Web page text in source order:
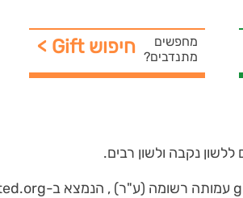
מחפשים
מתנדבים? < Gift חיפוש